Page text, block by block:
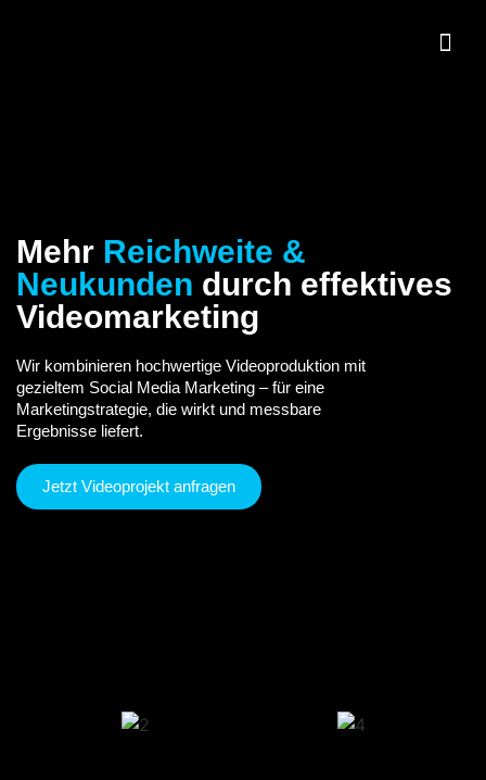
Mehr Reichweite &
Neukunden durch effektives
Videomarketing
Wir kombinieren hochwertige Videoproduktion mit
gezieltem Social Media Marketing – für eine
Marketingstrategie, die wirkt und messbare
Ergebnisse liefert.
Jetzt Videoprojekt anfragen